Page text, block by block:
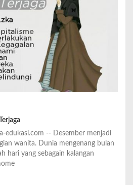
edukasi.com -- Desember menjadi
wanita. Dunia mengenang bulan
hari yang sebagain kalangan